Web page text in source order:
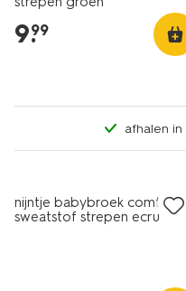
9.
99
afhalen in
nijntje babybroek comfy fit
sweatstof strepen ecru